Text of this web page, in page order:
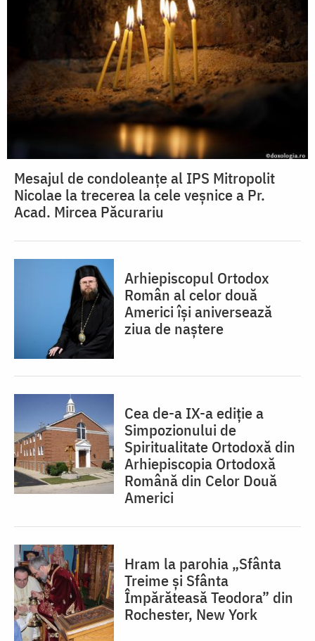
Mesajul de condoleanțe al IPS Mitropolit
Nicolae la trecerea la cele veșnice a Pr.
Acad. Mircea Păcurariu
Arhiepiscopul Ortodox
Român al celor două
Americi își aniversează
ziua de naștere
Cea de-a IX-a ediție a
Simpozionului de
Spiritualitate Ortodoxă din
Arhiepiscopia Ortodoxă
Română din Celor Două
Americi
Hram la parohia „Sfânta
Treime și Sfânta
Împărăteasă Teodora” din
Rochester, New York